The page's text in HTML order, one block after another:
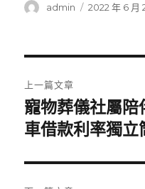
作
admin
發
2022 年 6 月
章
導
覽
上一篇文章
上
一
文
章:
寵物葬儀社屬
車借款利率獨立